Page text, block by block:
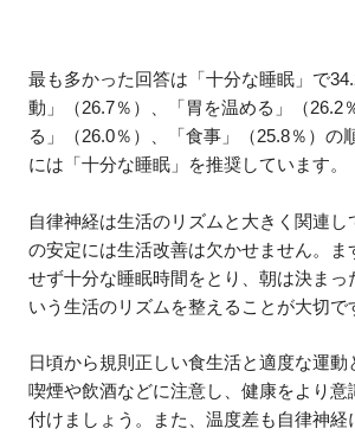
最も多かった回答は「十分な睡眠」で
動」（26.7％）、「胃を温める」（26.2
る」（26.0％）、「食事」（25.8％）の
には「十分な睡眠」を推奨しています。
自律神経は生活のリズムと大きく関連し
の安定には生活改善は欠かせません。ま
せず十分な睡眠時間をとり、朝は決まっ
いう生活のリズムを整えることが大切で
日頃から規則正しい食生活と適度な運動
喫煙や飲酒などに注意し、健康をより意
付けましょう。また、温度差も自律神経